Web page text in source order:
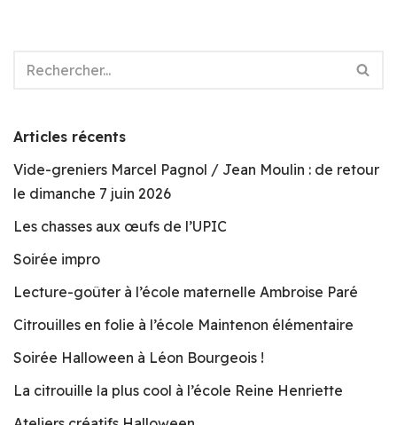
Articles récents
Vide-greniers Marcel Pagnol / Jean Moulin : de retour
le dimanche 7 juin 2026
Les chasses aux œufs de l’UPIC
Soirée impro
Lecture-goûter à l’école maternelle Ambroise Paré
Citrouilles en folie à l’école Maintenon élémentaire
Soirée Halloween à Léon Bourgeois !
La citrouille la plus cool à l’école Reine Henriette